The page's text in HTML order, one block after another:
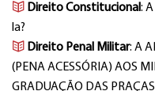
Direito Constitucional:
la?
Direito Penal Militar: A
(PENA ACESSÓRIA) AOS
GRADUAÇÃO DAS